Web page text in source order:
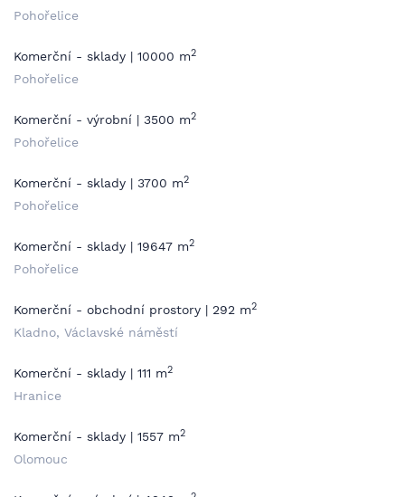
Pohořelice
Komerční - sklady | 10000 m2
Pohořelice
Komerční - výrobní | 3500 m2
Pohořelice
Komerční - sklady | 3700 m2
Pohořelice
Komerční - sklady | 19647 m2
Pohořelice
Komerční - obchodní prostory | 292 m2
Kladno, Václavské náměstí
Komerční - sklady | 111 m2
Hranice
Komerční - sklady | 1557 m2
Olomouc